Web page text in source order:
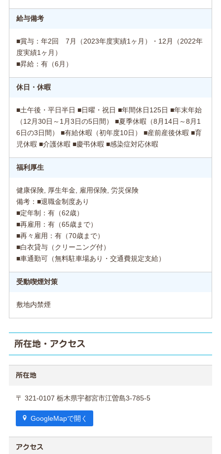
給与備考
■賞与：年2回 7月（2023年度実績1ヶ月）・12月（2022年
度実績1ヶ月）
■昇給：有（6月）
休日・休暇
■土午後・平日半日 ■日曜・祝日 ■年間休日125日 ■年末年始
（12月30日～1月3日の5日間） ■夏季休暇（8月14日～8月1
6日の3日間） ■有給休暇（初年度10日） ■産前産後休暇 ■育
児休暇 ■介護休暇 ■慶弔休暇 ■感染症対応休暇
福利厚生
健康保険, 厚生年金, 雇用保険, 労災保険
備考：■退職金制度あり
■定年制：有（62歳）
■再雇用：有（65歳まで）
■再々雇用：有（70歳まで）
■白衣貸与（クリーニング付）
■車通勤可（無料駐車場あり・交通費規定支給）
受動喫煙対策
敷地内禁煙
所在地・アクセス
所在地
〒 321-0107 栃木県宇都宮市江曽島3-785-5
GoogleMapで開く
アクセス